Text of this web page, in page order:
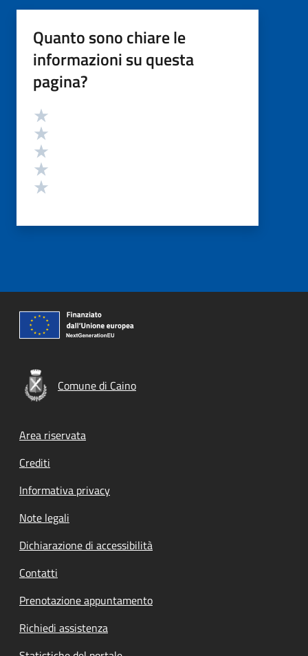
Quanto sono chiare le
informazioni su questa
pagina?
Valutazione
Comune di Caino
Footer menu
Area riservata
Crediti
Informativa privacy
Note legali
Dichiarazione di accessibilità
Contatti
Prenotazione appuntamento
Richiedi assistenza